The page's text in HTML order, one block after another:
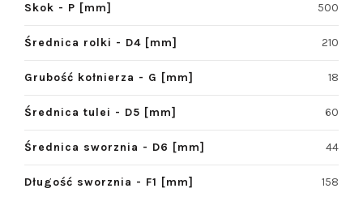
Skok - P [mm] 500
Średnica rolki - D4 [mm] 210
Grubość kołnierza - G [mm] 18
Średnica tulei - D5 [mm] 60
Średnica sworznia - D6 [mm] 44
Długość sworznia - F1 [mm] 158